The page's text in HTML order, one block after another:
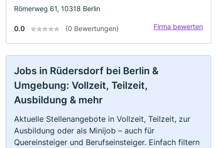
Römerweg 61, 10318 Berlin
0.0 (0 Bewertungen) Firma bewerten
Jobs in Rüdersdorf bei Berlin &
Umgebung: Vollzeit, Teilzeit,
Ausbildung & mehr
Aktuelle Stellenangebote in Vollzeit, Teilzeit, zur
Ausbildung oder als Minijob – auch für
Quereinsteiger und Berufseinsteiger. Einfach filtern